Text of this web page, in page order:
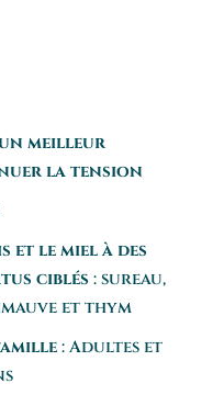
meilleur
la tension
le miel à des
ciblés : sureau,
et thym
: Adultes et